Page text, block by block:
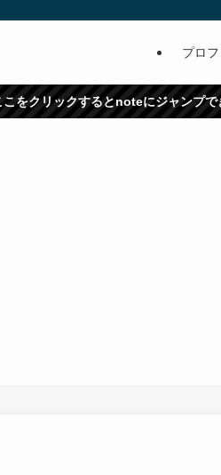
プロ
をクリックするとnoteにジャンプで